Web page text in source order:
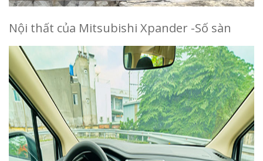
Nội thất của Mitsubishi Xpander -Số sàn